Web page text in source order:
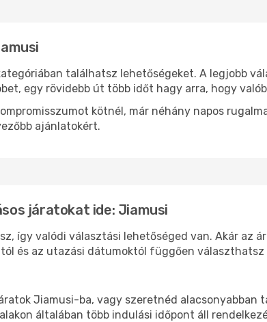
találhatsz lehetőségeket. A legjobb
egy rövidebb út több időt hagy arra, hogy
kötnél, már néhány napos
ajánlatokért.
járatokat ide: Jiamusi
így valódi választási lehetőséged van. Akár az
és az utazási dátumoktól függően
Jiamusi-ba, vagy szeretnéd alacsonyabban
általában több indulási időpont áll